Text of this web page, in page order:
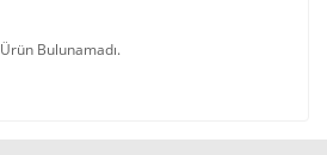
Ürün Bulunamadı.